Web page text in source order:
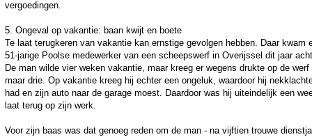
vergoedingen.
5. Ongeval op vakantie: baan kwijt en boete
Te laat terugkeren van vakantie kan ernstige gevolgen hebben. Daar kwam
51-jarige Poolse medewerker van een scheepswerf in Overijssel dit jaar
De man wilde vier weken vakantie, maar kreeg er wegens drukte op de werf
maar drie. Op vakantie kreeg hij echter een ongeluk, waardoor hij
had en zijn auto naar de garage moest. Daardoor was hij uiteindelijk een
laat terug op zijn werk.
Voor zijn baas was dat genoeg reden om de man - na vijftien trouwe